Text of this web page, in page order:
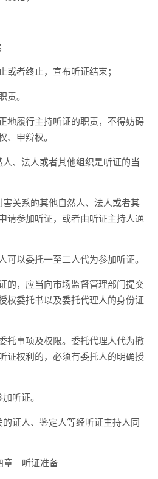
者终止，宣布听证结束；
责。
地履行主持听证的职责，不得妨碍
、申辩权。
、法人或者其他组织是听证的当
关系的其他自然人、法人或者其
请参加听证，或者由听证主持人通
以委托一至二人代为参加听证。
，应当向市场监督管理部门提交
权委托书以及委托代理人的身份证
事项及权限。委托代理人代为撤
证权利的，必须有委托人的明确授
听证。
证人、鉴定人等经听证主持人同
章 听证准备